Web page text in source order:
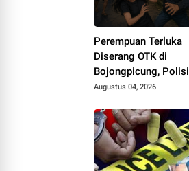
Perempuan Terluka
Diserang OTK di
Bojongpicung, Polisi
Kejar Pelaku
Augustus 04, 2026